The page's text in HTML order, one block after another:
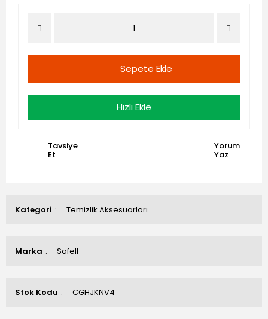
Kategori Temizlik Aksesuarları
Marka Safell
Stok Kodu CGHJKNV4
Sepete Ekle
Hızlı Ekle
Tavsiye
Et
Yorum
Yaz